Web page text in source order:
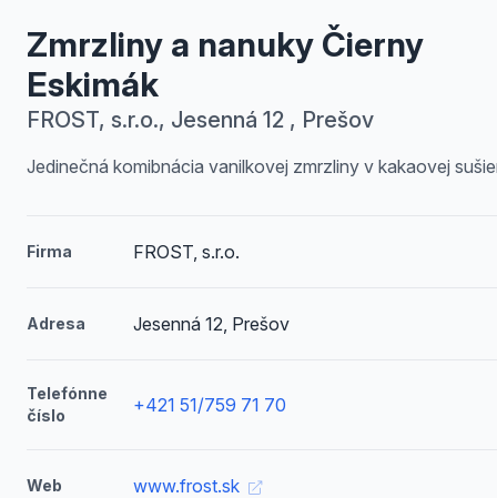
Zmrzliny a nanuky Čierny
Eskimák
FROST, s.r.o., Jesenná 12 , Prešov
Jedinečná komibnácia vanilkovej zmrzliny v kakaovej
Firma FROST, s.r.o.
Adresa Jesenná 12, Prešov
Telefónne
číslo
+421 51/759 71 70
Web www.frost.sk